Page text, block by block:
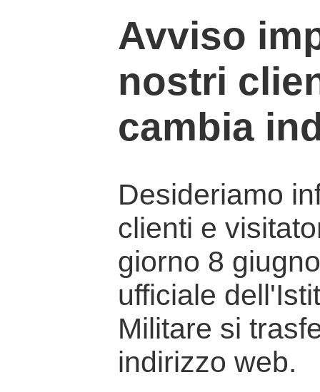
Avviso
nostri
cambia
Desideriamo
clienti e
giorno 8
ufficiale
Militare si
indirizzo web.